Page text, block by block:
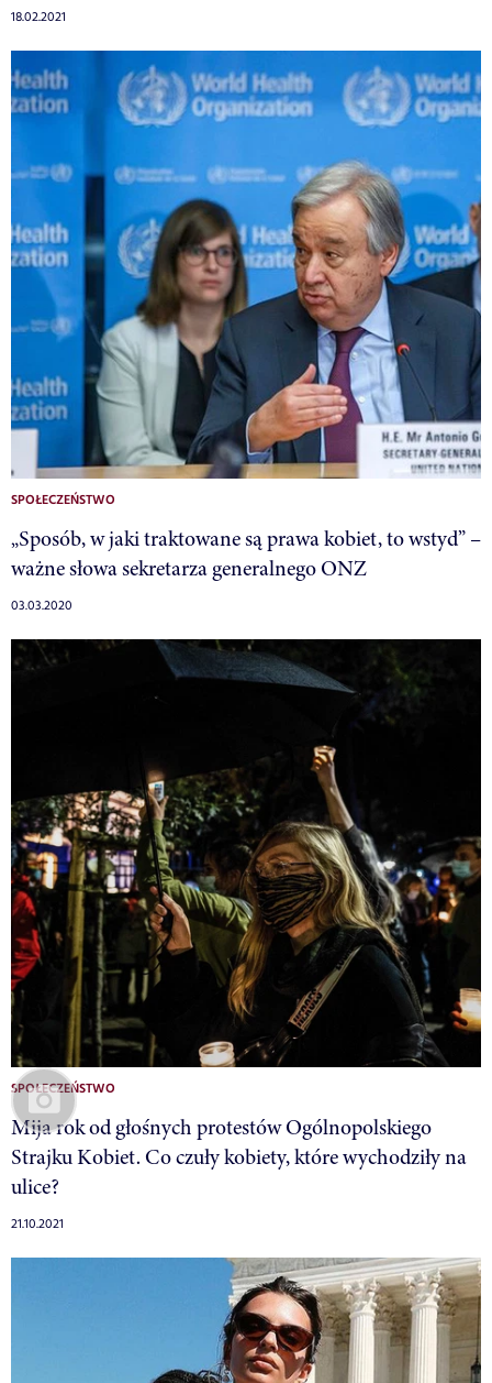
18.02.2021
SPOŁECZEŃSTWO
„Sposób, w jaki traktowane są prawa kobiet, to wstyd” –
ważne słowa sekretarza generalnego ONZ
03.03.2020
SPOŁECZEŃSTWO
Mija rok od głośnych protestów Ogólnopolskiego
Strajku Kobiet. Co czuły kobiety, które wychodziły na
ulice?
21.10.2021